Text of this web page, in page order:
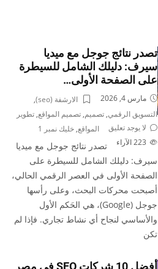
تصدر نتائج جوجل مع ميديا
سيرف: دليلك الشامل للسيطرة
على الصفحة الأولى…
مارس 4, 2026 الارشفة (seo)
,
التسويق الرقمي,تصميم,تصميم المواقع,تطوير
المواقع,خليك نمبر 1
لا يوجد تعليق
الآراء
تصدر نتائج جوجل مع ميديا
سيرف: دليلك الشامل للسيطرة على
الصفحة الأولى في العصر الرقمي الحالي،
أصبحت محركات البحث، وعلى رأسها
جوجل (Google)، هي الحَكم الأول
والأساسي لنجاح أي نشاط تجاري. فإذا لم
تكن
أفضل 10 شركات SEO في مصر